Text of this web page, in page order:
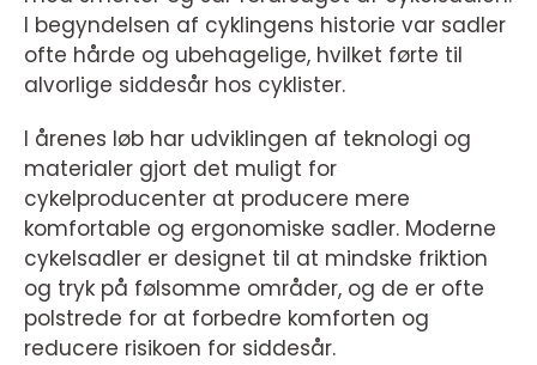
I begyndelsen af cyklingens historie var sadler
ofte hårde og ubehagelige, hvilket førte til
alvorlige siddesår hos cyklister.
I årenes løb har udviklingen af teknologi og
materialer gjort det muligt for
cykelproducenter at producere mere
komfortable og ergonomiske sadler. Moderne
cykelsadler er designet til at mindske friktion
og tryk på følsomme områder, og de er ofte
polstrede for at forbedre komforten og
reducere risikoen for siddesår.